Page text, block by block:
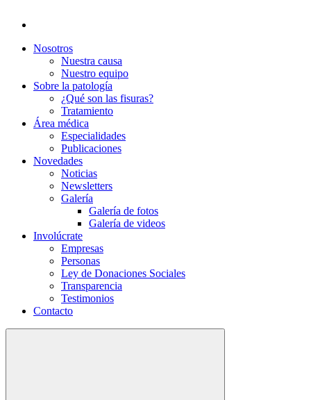
Nosotros
Nuestra causa
Nuestro equipo
Sobre la patología
¿Qué son las fisuras?
Tratamiento
Área médica
Especialidades
Publicaciones
Novedades
Noticias
Newsletters
Galería
Galería de fotos
Galería de videos
Involúcrate
Empresas
Personas
Ley de Donaciones Sociales
Transparencia
Testimonios
Contacto